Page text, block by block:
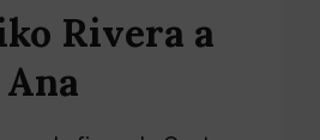
Rivera a